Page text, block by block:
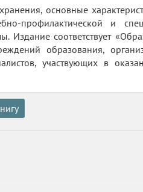
основные
профилактической и
соответствует
образования,
участвующих в